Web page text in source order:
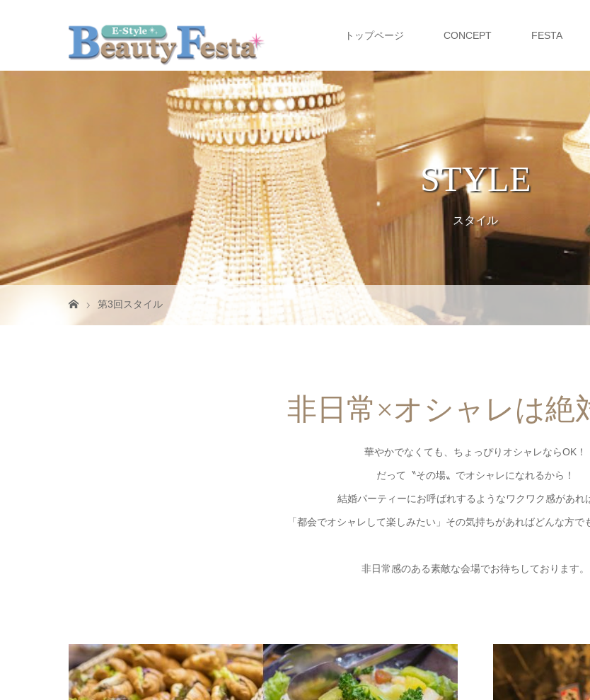
トップページ CONCEPT FESTA
STYLE
スタイル
第3回スタイル
非日常×オシャレは絶
華やかでなくても、ちょっぴりオシャレならOK！
だって〝その場〟でオシャレになれるから！
結婚パーティーにお呼ばれするようなワクワク感があれ
「都会でオシャレして楽しみたい」その気持ちがあればどんな方で
非日常感のある素敵な会場でお待ちしております。